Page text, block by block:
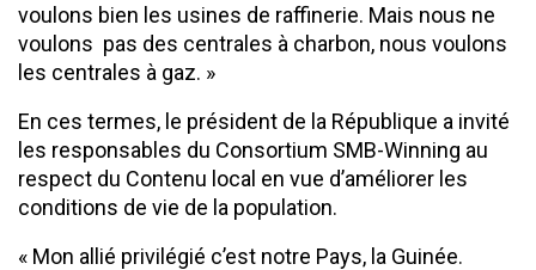
voulons bien les usines de raffinerie. Mais nous ne
voulons pas des centrales à charbon, nous voulons
les centrales à gaz. »
En ces termes, le président de la République a invité
les responsables du Consortium SMB-Winning au
respect du Contenu local en vue d’améliorer les
conditions de vie de la population.
« Mon allié privilégié c’est notre Pays, la Guinée.